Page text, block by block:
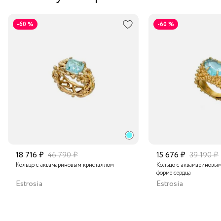
-60 %
18 716 ₽ 46 790 ₽
Кольцо с аквамариновым кристаллом
Estrosia
-60 %
15 676 ₽ 39 190 ₽
Кольцо с
форме сердца
Estrosia